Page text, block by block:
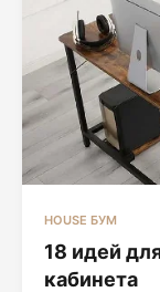
HOUSE БУМ
18 идей
кабинета